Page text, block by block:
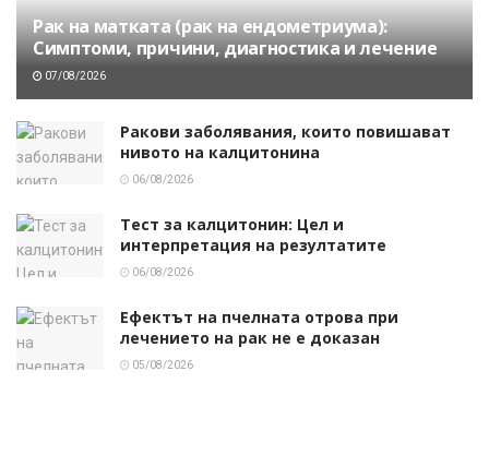
Рак на матката (рак на ендометриума):
Симптоми, причини, диагностика и лечение
07/08/2026
Ракови заболявания, които повишават
нивото на калцитонина
06/08/2026
Тест за калцитонин: Цел и
интерпретация на резултатите
06/08/2026
Ефектът на пчелната отрова при
лечението на рак не е доказан
05/08/2026